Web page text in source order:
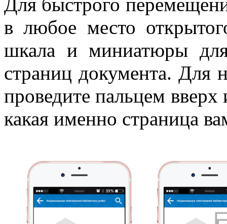
в любое место
шкала и миниатюры для
страниц документа. Для
проведите пальцем вверх
какая именно страница